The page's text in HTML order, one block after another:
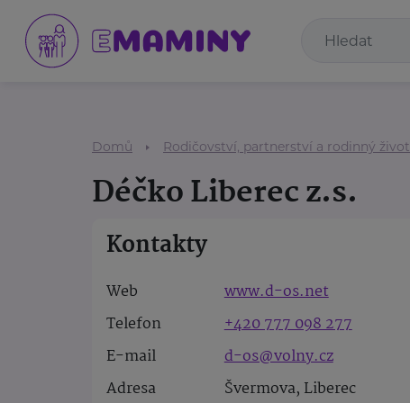
Domů Rodičovství, partnerství a rodinný život
Déčko Liberec z.s.
Kontakty
Web
www.d-os.net
Telefon
+420 777 098 277
E-mail
d-os@volny.cz
Adresa
Švermova, Liberec